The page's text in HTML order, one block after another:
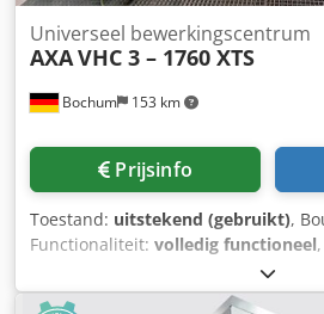
Bochum 153 km
Universeel bewerkingscentrum
AXAVHC 3 – 1760 XTS
Prijsinfo
Toestand: uitstekend (gebruikt),
Functionaliteit: volledig functioneel
gegevens zie afbeeldingen.
Djdpfx Aozhuwqsp Hjck